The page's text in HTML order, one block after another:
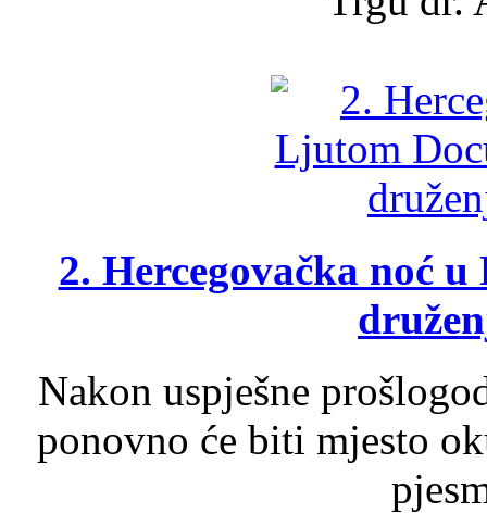
2. Hercegovačka noć
Nakon uspješne
ponovno će biti mjesto